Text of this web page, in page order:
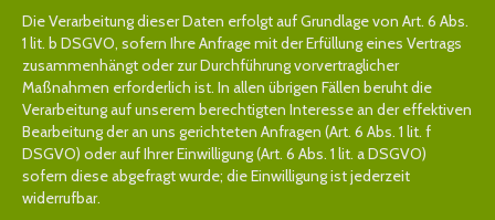
Die Verarbeitung dieser Daten erfolgt auf Grundlage von Art. 6 Abs.
1 lit. b DSGVO, sofern Ihre Anfrage mit der Erfüllung eines Vertrags
zusammenhängt oder zur Durchführung vorvertraglicher
Maßnahmen erforderlich ist. In allen übrigen Fällen beruht die
Verarbeitung auf unserem berechtigten Interesse an der effektiven
Bearbeitung der an uns gerichteten Anfragen (Art. 6 Abs. 1 lit. f
DSGVO) oder auf Ihrer Einwilligung (Art. 6 Abs. 1 lit. a DSGVO)
sofern diese abgefragt wurde; die Einwilligung ist jederzeit
widerrufbar.